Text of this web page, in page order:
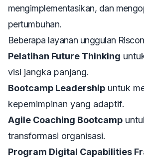
mengimplementasikan, dan
pertumbuhan.
Beberapa layanan unggulan
Pelatihan Future Thinking
visi jangka panjang.
Bootcamp Leadership untuk
kepemimpinan yang adaptif.
Agile Coaching Bootcamp
transformasi organisasi.
Program Digital Capabilities